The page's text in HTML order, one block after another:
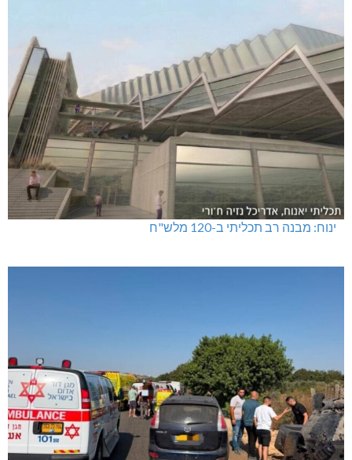
ינוח: מבנה רב תכליתי ב-120 מלש"ח